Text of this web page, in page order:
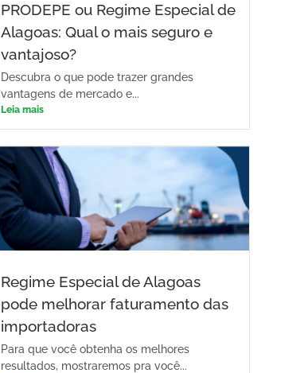
PRODEPE ou Regime Especial de
Alagoas: Qual o mais seguro e
vantajoso?
Descubra o que pode trazer grandes
vantagens de mercado e...
Leia mais
Regime Especial de Alagoas
pode melhorar faturamento das
importadoras
Para que você obtenha os melhores
resultados, mostraremos pra você...